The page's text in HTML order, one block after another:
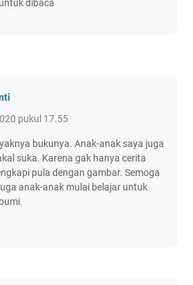
dibaca
pukul 17.55
bukunya. Anak-anak saya juga
suka. Karena gak hanya cerita
pula dengan gambar. Semoga
anak-anak mulai belajar untuk